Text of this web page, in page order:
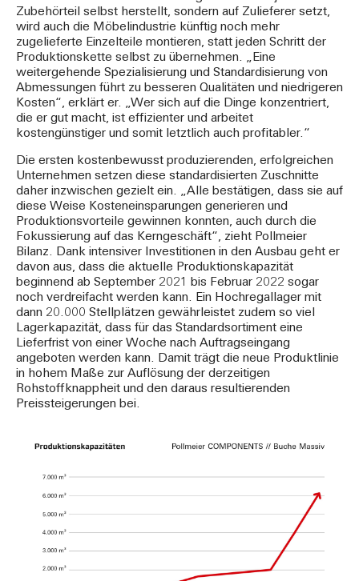
Zubehörteil selbst herstellt, sondern auf Zulieferer setzt,
wird auch die Möbelindustrie künftig noch mehr
zugelieferte Einzelteile montieren, statt jeden Schritt der
Produktionskette selbst zu übernehmen. „Eine
weitergehende Spezialisierung und Standardisierung von
Abmessungen führt zu besseren Qualitäten und niedrigeren
Kosten“, erklärt er. „Wer sich auf die Dinge konzentriert,
die er gut macht, ist effizienter und arbeitet
kostengünstiger und somit letztlich auch profitabler.“
Die ersten kostenbewusst produzierenden, erfolgreichen
Unternehmen setzen diese standardisierten Zuschnitte
daher inzwischen gezielt ein. „Alle bestätigen, dass sie auf
diese Weise Kosteneinsparungen generieren und
Produktionsvorteile gewinnen konnten, auch durch die
Fokussierung auf das Kerngeschäft“, zieht Pollmeier
Bilanz. Dank intensiver Investitionen in den Ausbau geht er
davon aus, dass die aktuelle Produktionskapazität
beginnend ab September 2021 bis Februar 2022 sogar
noch verdreifacht werden kann. Ein Hochregallager mit
dann 20.000 Stellplätzen gewährleistet zudem so viel
Lagerkapazität, dass für das Standardsortiment eine
Lieferfrist von einer Woche nach Auftragseingang
angeboten werden kann. Damit trägt die neue Produktlinie
in hohem Maße zur Auflösung der derzeitigen
Rohstoffknappheit und den daraus resultierenden
Preissteigerungen bei.